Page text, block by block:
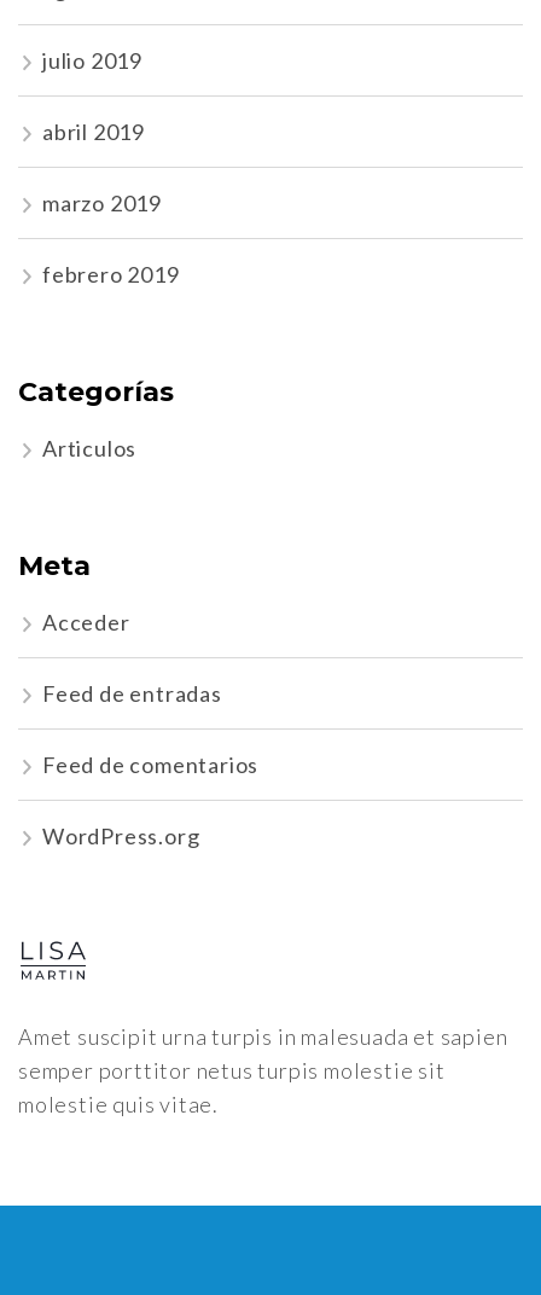
julio 2019
abril 2019
marzo 2019
febrero 2019
Categorías
Articulos
Meta
Acceder
Feed de entradas
Feed de comentarios
WordPress.org
Amet suscipit urna turpis in malesuada et sapien
semper porttitor netus turpis molestie sit
molestie quis vitae.